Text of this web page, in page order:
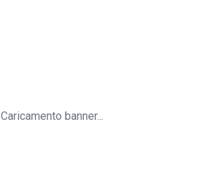
Caricamento banner...